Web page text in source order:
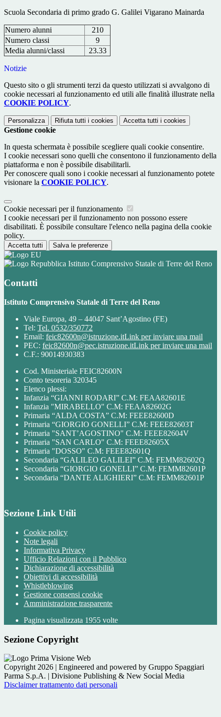
Scuola Secondaria di primo grado G. Galilei Vigarano Mainarda
Numero alunni
210
Numero classi
9
Media alunni/classi
23.33
Notizie
Questo sito o gli strumenti terzi da questo utilizzati si avvalgono di
cookie necessari al funzionamento ed utili alle finalità illustrate nella
COOKIE POLICY.
Personalizza Rifiuta tutti i cookies Accetta tutti i cookies
Gestione cookie
In questa schermata è possibile scegliere quali cookie consentire.
I cookie necessari sono quelli che consentono il funzionamento della
piattaforma e non è possibile disabilitarli.
Per conoscere quali sono i cookie necessari al funzionamento potete
visionare la COOKIE POLICY.
Cookie necessari per il funzionamento
I cookie necessari per il funzionamento non possono essere
disabilitati. È possibile consultare l'elenco nella pagina della cookie
policy.
Accetta tutti Salva le preferenze
Istituto Comprensivo Statale di Terre del Reno
Contatti
Istituto Comprensivo Statale di Terre del Reno
Viale Europa, 49 – 44047 Sant’Agostino (FE)
Tel: Tel. 0532/350772
Email: feic82600n@istruzione.itLink per inviare una mail
PEC: feic82600n@pec.istruzione.itLink per inviare una mail
C.F.: 90014930383
Cod. Ministeriale FEIC82600N
Conto tesoreria 320345
Elenco plessi:
Infanzia “GIANNI RODARI” C.M: FEAA82601E
Infanzia "MIRABELLO" C.M: FEAA82602G
Primaria “ALDA COSTA” C.M: FEEE82600D
Primaria “GIORGIO GONELLI” C.M: FEEE82603T
Primaria "SANT’AGOSTINO" C.M: FEEE82604V
Primaria "SAN CARLO" C.M: FEEE82605X
Primaria "DOSSO" C.M: FEEE82601Q
Secondaria “GALILEO GALILEI” C.M: FEMM82602Q
Secondaria “GIORGIO GONELLI” C.M: FEMM82601P
Secondaria “DANTE ALIGHIERI” C.M: FEMM82601P
Sezione Link Utili
Cookie policy
Note legali
Informativa Privacy
Ufficio Relazioni con il Pubblico
Dichiarazione di accessibilità
Obiettivi di accessibilità
Whistleblowing
Gestione consensi cookie
Amministrazione trasparente
Pagina visualizzata 1955 volte
Sezione Copyright
Copyright 2026 | Engineered and powered by Gruppo Spaggiari
Parma S.p.A. | Divisione Publishing & New Social Media
Disclaimer trattamento dati personali